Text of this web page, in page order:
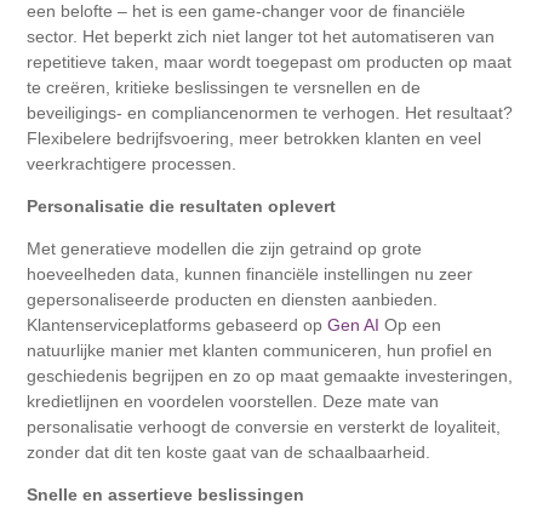
een belofte – het is een game-changer voor de financiële
sector. Het beperkt zich niet langer tot het automatiseren van
repetitieve taken, maar wordt toegepast om producten op maat
te creëren, kritieke beslissingen te versnellen en de
beveiligings- en compliancenormen te verhogen. Het resultaat?
Flexibelere bedrijfsvoering, meer betrokken klanten en veel
veerkrachtigere processen.
Personalisatie die resultaten oplevert
Met generatieve modellen die zijn getraind op grote
hoeveelheden data, kunnen financiële instellingen nu zeer
gepersonaliseerde producten en diensten aanbieden.
Klantenserviceplatforms gebaseerd opGen AI Op een
natuurlijke manier met klanten communiceren, hun profiel en
geschiedenis begrijpen en zo op maat gemaakte investeringen,
kredietlijnen en voordelen voorstellen. Deze mate van
personalisatie verhoogt de conversie en versterkt de loyaliteit,
zonder dat dit ten koste gaat van de schaalbaarheid.
Snelle en assertieve beslissingen